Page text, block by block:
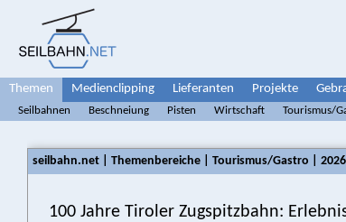
Themen Medienclipping Lieferanten Projekte
Seilbahnen Beschneiung Pisten Wirtschaft Tourismus/
seilbahn.net | Themenbereiche | Tourismus/Gastro |
100 Jahre Tiroler Zugspitzbahn: